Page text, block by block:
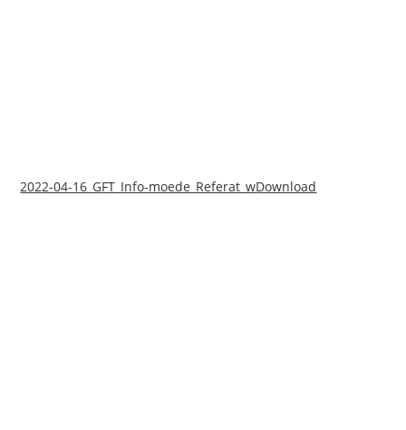
2022-04-16_GFT_Info-moede_Referat_wDownload